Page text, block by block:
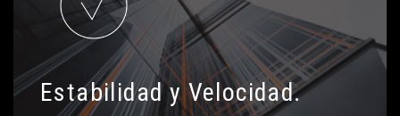
Estabilidad y Velocidad.